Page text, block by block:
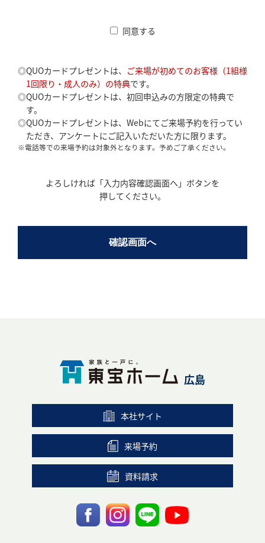
同意する
◎QUOカードプレゼントは、 ご来場が初めてのお客様（1組様
1回限り・成人のみ）の特典です。
◎QUOカードプレゼントは、初回申込みの方限定の特典で
す。
◎QUOカードプレゼントは、Webにてご来場予約を行ってい
ただき、アンケートにご記入いただいた方に限ります。
※電話等での来場予約は対象外となります。予めご了承ください。
よろしければ「入力内容確認画面へ」ボタンを
押してください。
広島
本社サイト
来場予約
資料請求